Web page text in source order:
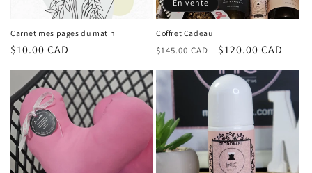
Carnet mes pages du matin
Prix
$10.00 CAD
En vente
Coffret Cadeau
Prix
$145.00 CAD
Prix
$120.00 CAD